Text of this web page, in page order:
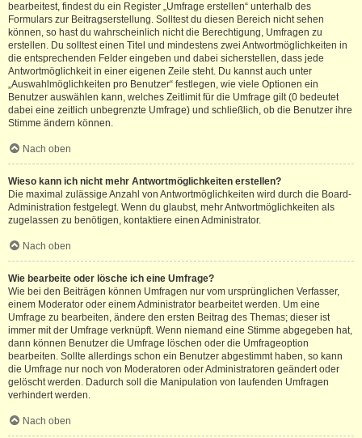
bearbeitest, findest du ein Register „Umfrage erstellen“ unterhalb des
Formulars zur Beitragserstellung. Solltest du diesen Bereich nicht sehen
können, so hast du wahrscheinlich nicht die Berechtigung, Umfragen zu
erstellen. Du solltest einen Titel und mindestens zwei Antwortmöglichkeiten in
die entsprechenden Felder eingeben und dabei sicherstellen, dass jede
Antwortmöglichkeit in einer eigenen Zeile steht. Du kannst auch unter
„Auswahlmöglichkeiten pro Benutzer“ festlegen, wie viele Optionen ein
Benutzer auswählen kann, welches Zeitlimit für die Umfrage gilt (0 bedeutet
dabei eine zeitlich unbegrenzte Umfrage) und schließlich, ob die Benutzer ihre
Stimme ändern können.
Nach oben
Wieso kann ich nicht mehr Antwortmöglichkeiten erstellen?
Die maximal zulässige Anzahl von Antwortmöglichkeiten wird durch die Board-
Administration festgelegt. Wenn du glaubst, mehr Antwortmöglichkeiten als
zugelassen zu benötigen, kontaktiere einen Administrator.
Nach oben
Wie bearbeite oder lösche ich eine Umfrage?
Wie bei den Beiträgen können Umfragen nur vom ursprünglichen Verfasser,
einem Moderator oder einem Administrator bearbeitet werden. Um eine
Umfrage zu bearbeiten, ändere den ersten Beitrag des Themas; dieser ist
immer mit der Umfrage verknüpft. Wenn niemand eine Stimme abgegeben hat,
dann können Benutzer die Umfrage löschen oder die Umfrageoption
bearbeiten. Sollte allerdings schon ein Benutzer abgestimmt haben, so kann
die Umfrage nur noch von Moderatoren oder Administratoren geändert oder
gelöscht werden. Dadurch soll die Manipulation von laufenden Umfragen
verhindert werden.
Nach oben